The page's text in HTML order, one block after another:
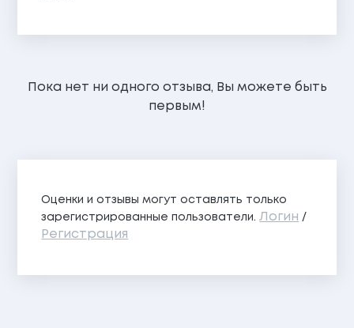
Пока нет ни одного отзыва, Вы можете быть
первым!
Оценки и отзывы могут оставлять только
зарегистрированные пользователи.Логин /
Регистрация